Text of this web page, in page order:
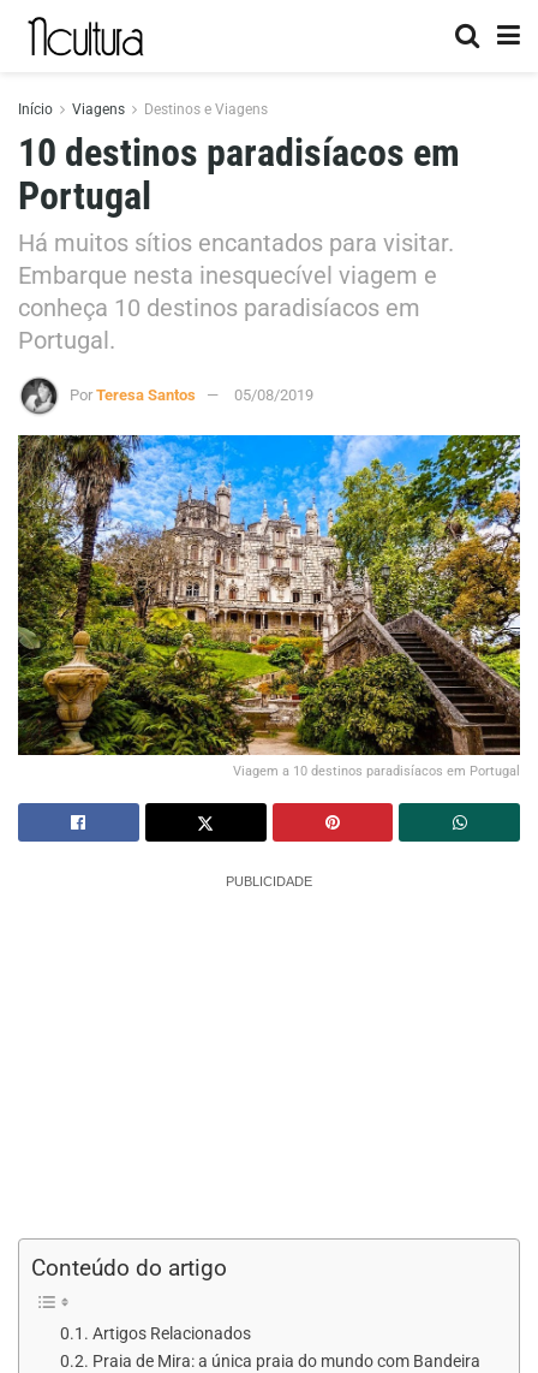
Início Viagens Destinos e Viagens
10 destinos paradisíacos em
Portugal
Há muitos sítios encantados para visitar.
Embarque nesta inesquecível viagem e
conheça 10 destinos paradisíacos em
Portugal.
Por Teresa Santos 05/08/2019
Viagem a 10 destinos paradisíacos em Portugal
PUBLICIDADE
Conteúdo do artigo
Artigos Relacionados
Praia de Mira: a única praia do mundo com Bandeira